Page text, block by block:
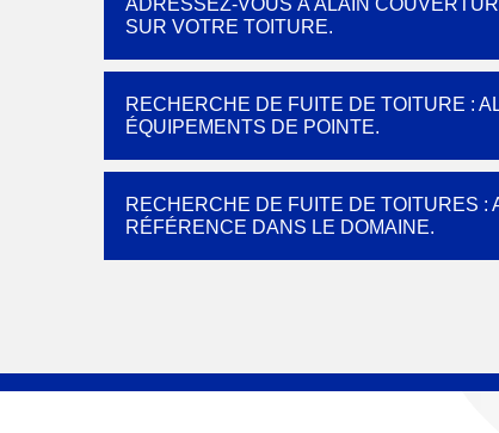
ADRESSEZ-VOUS À ALAIN
SUR VOTRE TOITURE.
RECHERCHE DE FUITE DE TOITURE :
ÉQUIPEMENTS DE POINTE.
RECHERCHE DE FUITE DE TOITURES
RÉFÉRENCE DANS LE DOMAINE.